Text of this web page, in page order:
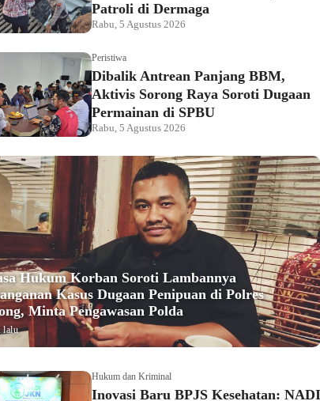
Patroli di Dermaga
Rabu, 5 Agustus 2026
Peristiwa
Dibalik Antrean Panjang BBM,
Aktivis Sorong Raya Soroti Dugaan
Permainan di SPBU
Rabu, 5 Agustus 2026
Hukum Korban Soroti Lambannya
Kasus Dugaan Penipuan di Polres
Minta Pengawasan Polda
lalu
Hukum dan Kriminal
Inovasi Baru BPJS Kesehatan: NADI